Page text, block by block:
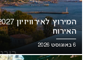
האירוח
6 באוגוסט 2026